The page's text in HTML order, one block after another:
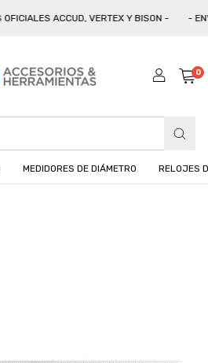
ACCUD, VERTEX Y BISON - -
0
MEDIDORES DE DIÁMETRO RELOJES